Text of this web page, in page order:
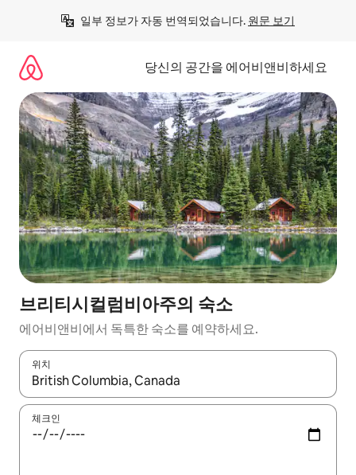
일부 정보가 자동 번역되었습니다. 원문 보기
당신의 공간을 에어비앤비하세요
브리티시컬럼비아주의 숙소
에어비앤비에서 독특한 숙소를 예약하세요.
위치
결과가 나오면 위·아래 화살표 키를 사용하거나 터치 또는 스와이
체크인